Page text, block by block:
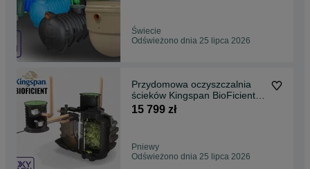
Świecie
Odświeżono dnia 25 lipca 2026
Przydomowa oczyszczalnia
ścieków Kingspan BioFicient 6
drenaż GRATIS
15 799 zł
Pniewy
Odświeżono dnia 25 lipca 2026